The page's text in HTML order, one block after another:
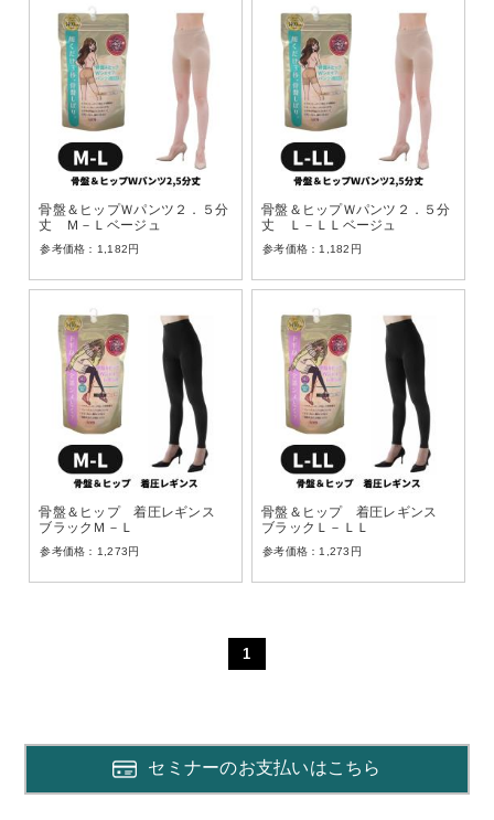
骨盤＆ヒップＷパンツ２．５分
丈 Ｍ－Ｌベージュ
1,182円
骨盤＆ヒップＷパンツ２．５分
丈 Ｌ－ＬＬベージュ
1,182 円
骨盤＆ヒップ 着圧レギンス
ブラックＭ－Ｌ
1,273円
骨盤＆ヒップ 着圧レギンス
ブラックＬ－ＬＬ
1,273 円
1
セミナーのお支払いはこちら